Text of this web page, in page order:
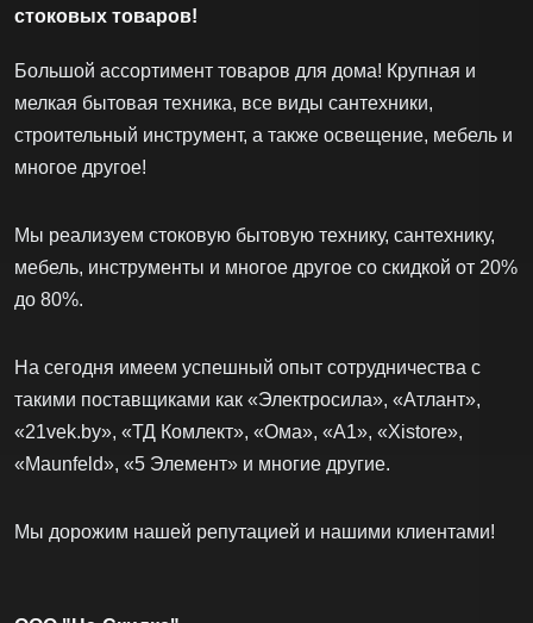
стоковых товаров!
Большой ассортимент товаров для дома! Крупная и
мелкая бытовая техника, все виды сантехники,
строительный инструмент, а также освещение, мебель и
многое другое!
Мы реализуем стоковую бытовую технику, сантехнику,
мебель, инструменты и многое другое со скидкой от 20%
до 80%.
На сегодня имеем успешный опыт сотрудничества с
такими поставщиками как «Электросила», «Атлант»,
«21vek.by», «ТД Комлект», «Ома», «А1», «Xistore»,
«Maunfeld», «5 Элемент» и многие другие.
Мы дорожим нашей репутацией и нашими клиентами!